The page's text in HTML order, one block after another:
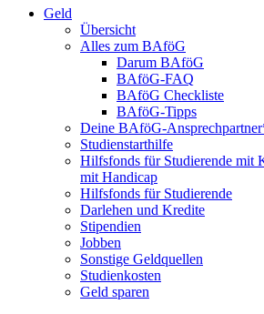
Geld
Übersicht
Alles zum BAföG
Darum BAföG
BAföG-FAQ
BAföG Checkliste
BAföG-Tipps
Deine BAföG-
Studienstarthilfe
Hilfsfonds für Studierende mit
mit Handicap
Hilfsfonds für Studierende
Darlehen und Kredite
Stipendien
Jobben
Sonstige Geldquellen
Studienkosten
Geld sparen